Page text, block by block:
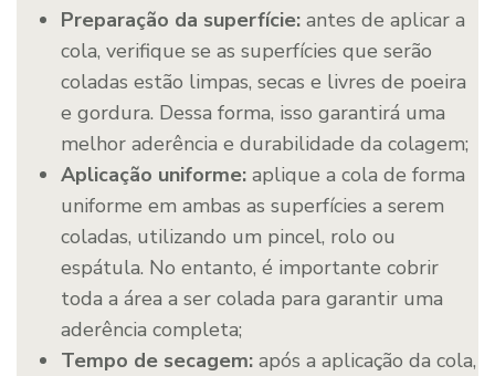
Preparação da superfície: antes de aplicar a
cola, verifique se as superfícies que serão
coladas estão limpas, secas e livres de poeira
e gordura. Dessa forma, isso garantirá uma
melhor aderência e durabilidade da colagem;
Aplicação uniforme: aplique a cola de forma
uniforme em ambas as superfícies a serem
coladas, utilizando um pincel, rolo ou
espátula. No entanto, é importante cobrir
toda a área a ser colada para garantir uma
aderência completa;
Tempo de secagem: após a aplicação da cola,